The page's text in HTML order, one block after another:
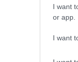
I want
or app.
I want